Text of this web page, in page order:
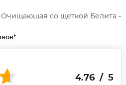
со щеткой Белита -
4.76 / 5